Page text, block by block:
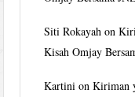
Siti Rokayah on
Kisah Omjay
Kartini onKiriman